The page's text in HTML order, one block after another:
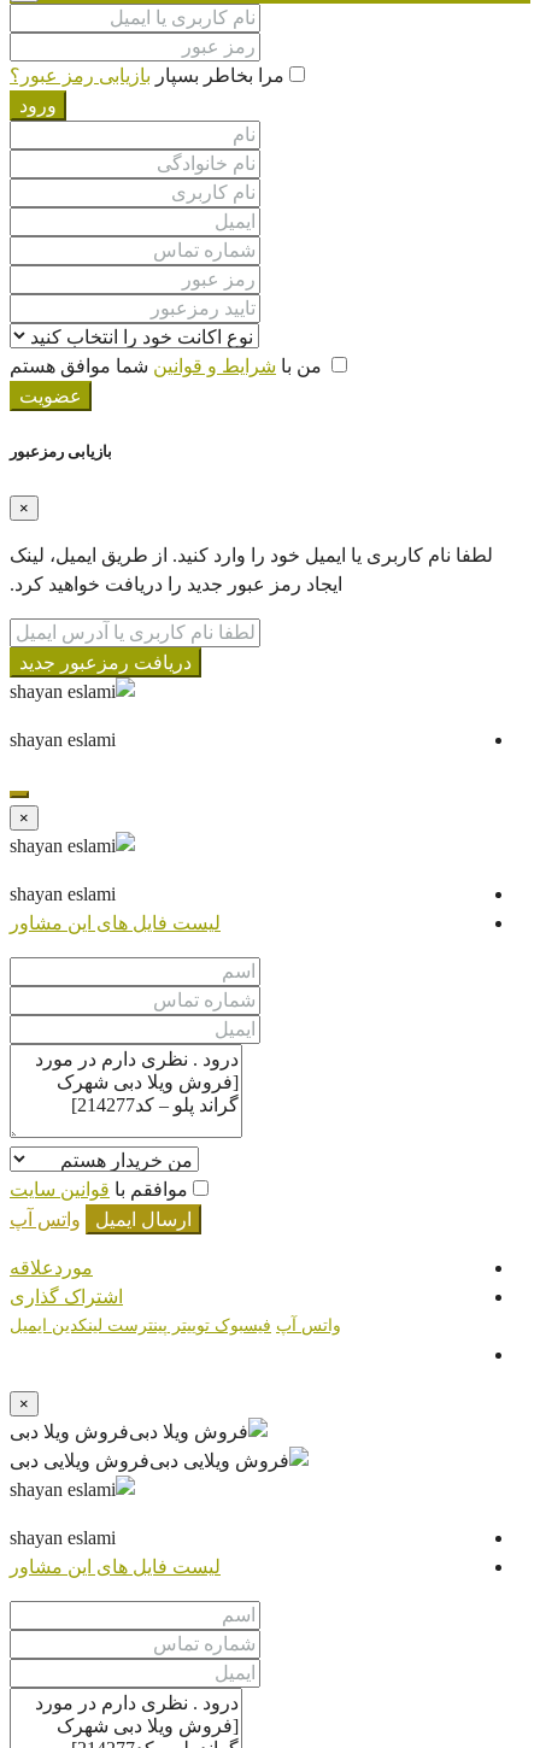
مرا بخاطر بسپار بازیابی رمز عبور؟
ورود
من با شرایط و قوانین شما موافق هستم
عضویت
بازیابی رمزعبور
×
لطفا نام کاربری یا ایمیل خود را‌ وارد کنید. از طریق ایمیل، لینک
ایجاد رمز عبور جدید را دریافت خواهید کرد.
دریافت رمزعبور جدید
shayan eslami
×
shayan eslami
لیست فایل های این مشاور
موافقم با قوانین سایت
ارسال ایمیل
واتس آپ
موردعلاقه
اشتراک گذاری
واتس آپ فیسبوک توییتر پینترست لینکدین ایمیل
×
فروش ویلا دبی
فروش ویلایی دبی
shayan eslami
لیست فایل های این مشاور